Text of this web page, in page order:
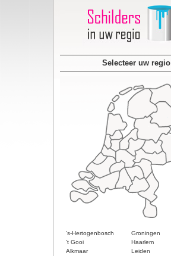
Selecteer uw regio
's-Hertogenbosch
Groningen
't Gooi
Haarlem
Alkmaar
Leiden